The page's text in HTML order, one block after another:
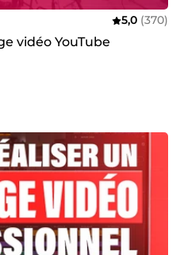
5,0 (370)
vidéo YouTube